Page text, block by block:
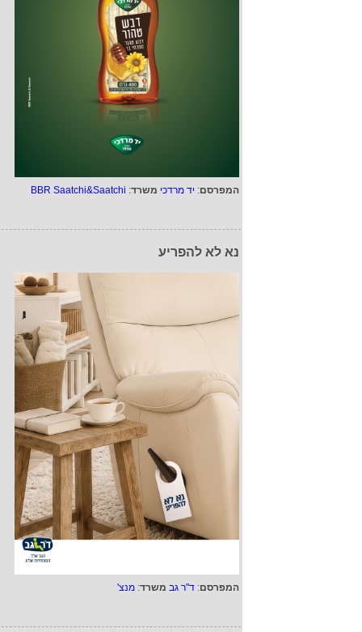
המפרסם: יד מרדכי משרד:
BBR Saatchi&Saatchi
נא לא להפריע
המפרסם: ד"ר גב משרד: מנצ'